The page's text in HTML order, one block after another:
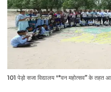
101 पेड़ो सजा विद्यालय "*वन महोत्सव” के तहत